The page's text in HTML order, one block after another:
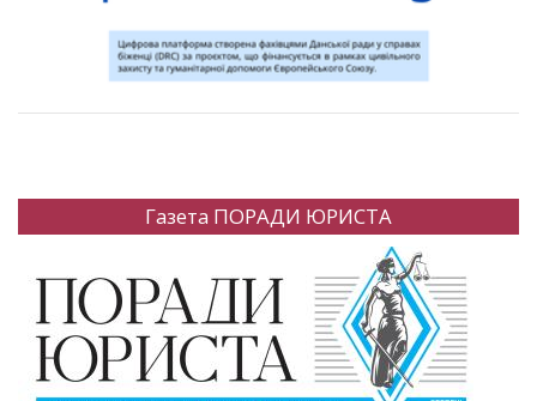
Газета ПОРАДИ ЮРИСТА